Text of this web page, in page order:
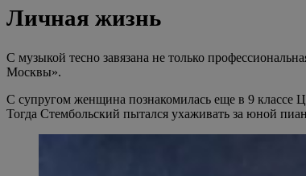
Личная жизнь
С музыкой тесно завязана не только
Москвы».
С супругом женщина познакомилась еще в 9 классе
Тогда Стембольский пытался ухаживать за юной